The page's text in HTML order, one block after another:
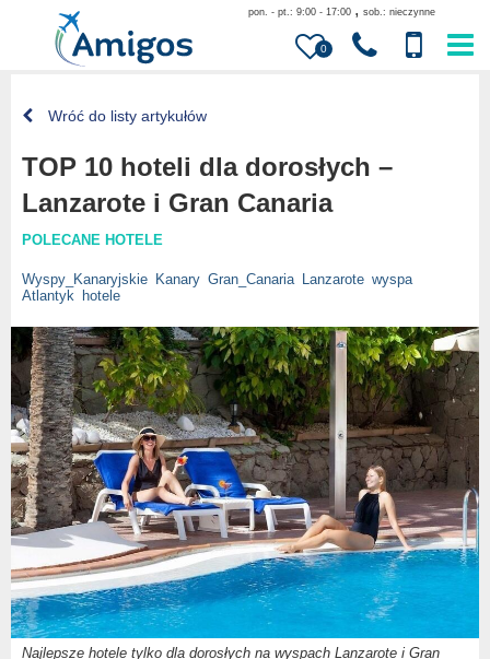
0
pon. - pt.: 9:00 - 17:00 , sob.: nieczynne
Wróć do listy artykułów
TOP 10 hoteli dla dorosłych –
Lanzarote i Gran Canaria
POLECANE HOTELE
Wyspy_Kanaryjskie Kanary Gran_Canaria Lanzarote wyspa
Atlantyk hotele
Najlepsze hotele tylko dla dorosłych na wyspach Lanzarote i Gran